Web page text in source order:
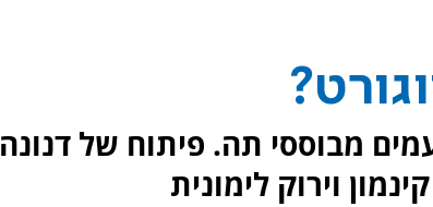
דיאט 0% שומן, בטעמים מבוססי תה. פיתוח של דנונה
וירוק לימונית